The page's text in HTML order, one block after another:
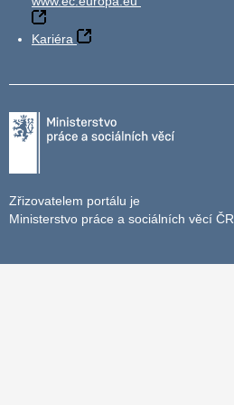
Kariéra
Zřizovatelem portálu je
Ministerstvo práce a sociálních věcí ČR